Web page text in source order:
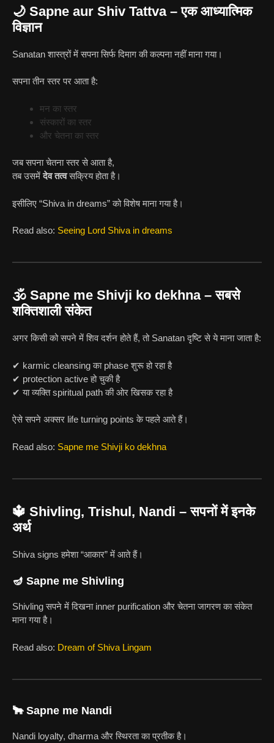
🌙 Sapne aur Shiv Tattva – एक आध्यात्मिक
विज्ञान
Sanatan शास्त्रों में सपना सिर्फ दिमाग की कल्पना नहीं माना गया।
सपना तीन स्तर पर आता है:
मन का स्तर
संस्कारों का स्तर
और चेतना का स्तर
जब सपना चेतना स्तर से आता है,
तब उसमेंदेव तत्वसक्रिय होता है।
इसीलिए “Shiva in dreams” को विशेष माना गया है।
Read also: Seeing Lord Shiva in dreams
🕉️ Sapne me Shivji ko dekhna – सबसे
शक्तिशाली संकेत
अगर किसी को सपने में शिव दर्शन होते हैं, तो Sanatan दृष्टि से ये माना जाता है:
✔ karmic cleansing का phase शुरू हो रहा है
✔ protection active हो चुकी है
✔ या व्यक्ति spiritual path की ओर खिसक रहा है
ऐसे सपने अक्सर life turning points के पहले आते हैं।
Read also: Sapne me Shivji ko dekhna
🔱 Shivling, Trishul, Nandi – सपनों में इनके
अर्थ
Shiva signs हमेशा “आकार” में आते हैं।
🪔 Sapne me Shivling
Shivling सपने में दिखना inner purification और चेतना जागरण का संकेत
माना गया है।
Read also: Dream of Shiva Lingam
🐂 Sapne me Nandi
Nandi loyalty, dharma और स्थिरता का प्रतीक है।